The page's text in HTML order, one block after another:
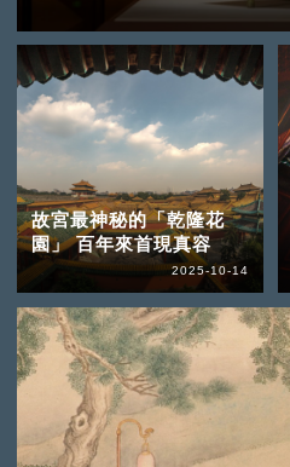
故宮最神秘的「乾隆花
園」 百年來首現真容
2025-10-14